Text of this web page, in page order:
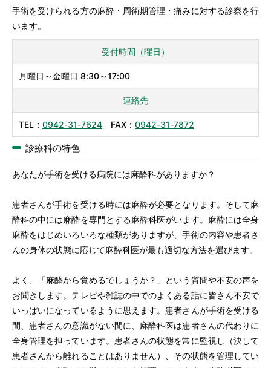
手術を受けられる方の麻酔・周術期管理・痛みに対する診察を行
います。
受付時間（曜日）
月曜日～金曜日 8:30～17:00
連絡先
TEL： 0942-31-7624 FAX： 0942-31-7872
診療科の特色
あなたが手術を受ける病院には麻酔科がありますか？
患者さんが手術を受ける時には麻酔が必要となります。そして麻
酔科の中には麻酔を専門とする麻酔科医がいます。麻酔には全身
麻酔をはじめいろいろな種類がありますが、手術の内容や患者さ
んの身体の状態に応じて麻酔科医が最も適切な方法を選びます。
よく、「麻酔から覚めるでしょうか？」という質問や不安の声を
お聞きします。テレビや雑誌の中でのよくある話に皆さん不安で
いっぱいになっているように思えます。患者さんが手術を受ける
間、患者さんの意識がない間に、麻酔科医は患者さんの代わりに
全身管理を担っています。患者さんの状態を常に監視し（決して
患者さんから離れることはありません）、その状態を管理してい